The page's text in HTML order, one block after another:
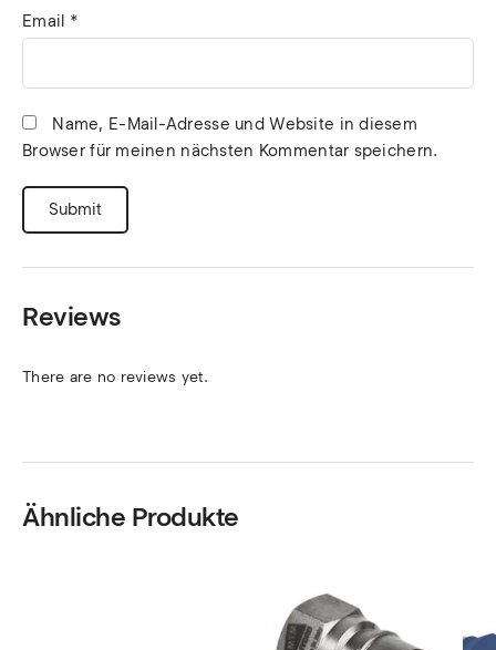
Email *
Name, E-Mail-Adresse und Website in diesem
Browser für meinen nächsten Kommentar speichern.
Reviews
There are no reviews yet.
Ähnliche Produkte